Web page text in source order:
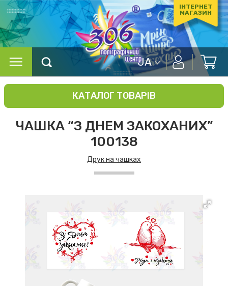
ІНТЕРНЕТ
МАГАЗИН
UA
КАТАЛОГ ТОВАРІВ
ЧАШКА “З ДНЕМ ЗАКОХАНИХ”
100138
Друк на чашках